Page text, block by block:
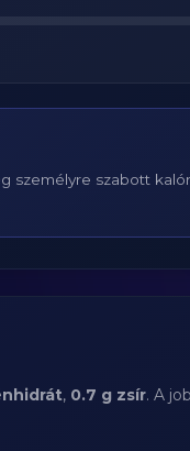
személyre szabott
, 0.7 g zsír. A